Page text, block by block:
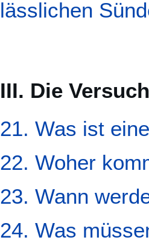
lässlichen
III. Die
21. Was ist
22. Woher
23. Wann
24. Was